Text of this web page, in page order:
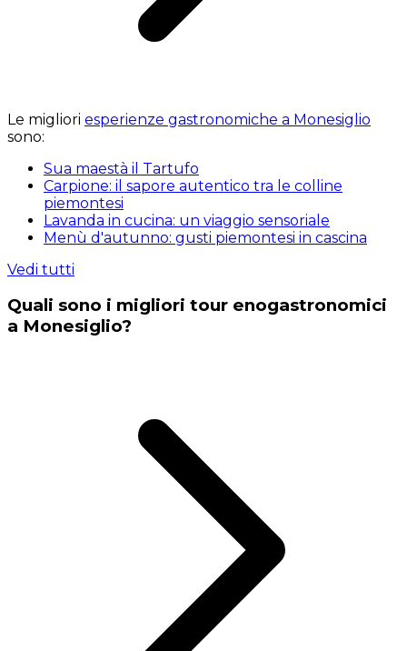
Le migliori esperienze gastronomiche a Monesiglio
sono:
Sua maestà il Tartufo
Carpione: il sapore autentico tra le colline
piemontesi
Lavanda in cucina: un viaggio sensoriale
Menù d'autunno: gusti piemontesi in cascina
Vedi tutti
Quali sono i migliori tour enogastronomici
a Monesiglio?